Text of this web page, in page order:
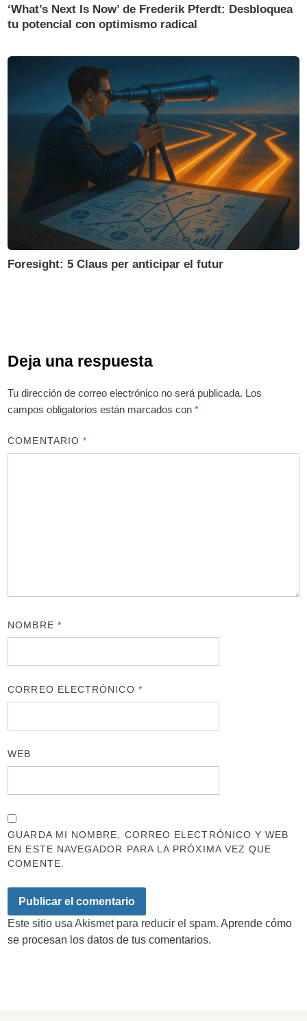
‘What’s Next Is Now’ de Frederik Pferdt: Desbloquea
tu potencial con optimismo radical
Foresight: 5 Claus per anticipar el futur
Deja una respuesta
Tu dirección de correo electrónico no será publicada. Los
campos obligatorios están marcados con*
COMENTARIO*
NOMBRE *
CORREO ELECTRÓNICO *
WEB
GUARDA MI NOMBRE, CORREO ELECTRÓNICO Y WEB
EN ESTE NAVEGADOR PARA LA PRÓXIMA VEZ QUE
COMENTE.
Este sitio usa Akismet para reducir el spam.Aprende cómo
se procesan los datos de tus comentarios.